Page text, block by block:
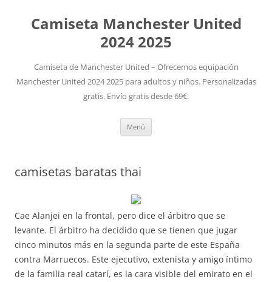
Camiseta Manchester United
2024 2025
Camiseta de Manchester United – Ofrecemos equipación
Manchester United 2024 2025 para adultos y niños. Personalizadas
gratis. Envío gratis desde 69€.
Menú
camisetas baratas thai
Cae Alanjei en la frontal, pero dice el árbitro que se
levante. El árbitro ha decidido que se tienen que jugar
cinco minutos más en la segunda parte de este España
contra Marruecos. Este ejecutivo, extenista y amigo íntimo
de la familia real catarí, es la cara visible del emirato en el